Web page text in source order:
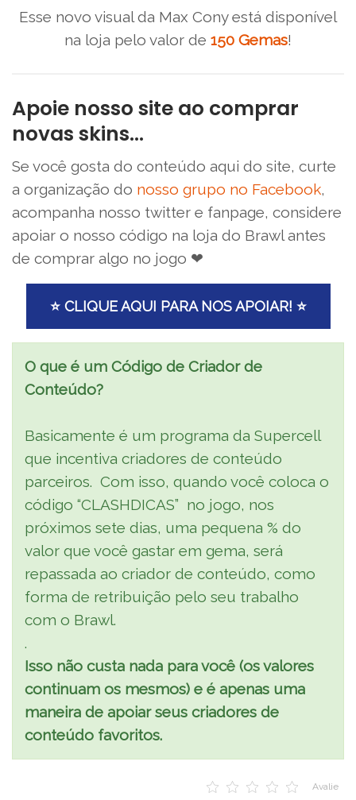
Esse novo visual da Max Cony está disponível
na loja pelo valor de 150 Gemas!
Apoie nosso site ao comprar
novas skins…
Se você gosta do conteúdo aqui do site, curte
a organização do nosso grupo no Facebook,
acompanha nosso twitter e fanpage, considere
apoiar o nosso código na loja do Brawl antes
de comprar algo no jogo ❤
⭐ CLIQUE AQUI PARA NOS APOIAR! ⭐
O que é um Código de Criador de
Conteúdo?
Basicamente é um programa da Supercell
que incentiva criadores de conteúdo
parceiros. Com isso, quando você coloca o
código “CLASHDICAS” no jogo, nos
próximos sete dias, uma pequena % do
valor que você gastar em gema, será
repassada ao criador de conteúdo, como
forma de retribuição pelo seu trabalho
com o Brawl.
.
Isso não custa nada para você (os valores
continuam os mesmos) e é apenas uma
maneira de apoiar seus criadores de
conteúdo favoritos.
Avalie